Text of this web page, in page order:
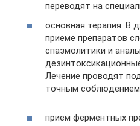
переводят на
основная терапия. В
приеме препаратов
спазмолитики и
Лечение проводят
точным соблюдением
прием ферментных